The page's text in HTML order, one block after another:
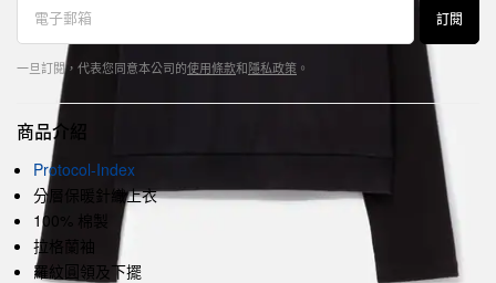
訂閱
一旦訂閱，代表您同意本公司的使用條款和隱私政策 。
商品介紹
Protocol-Index
分層保暖針織上衣
100% 棉製
拉格蘭袖
羅紋圓領及下擺